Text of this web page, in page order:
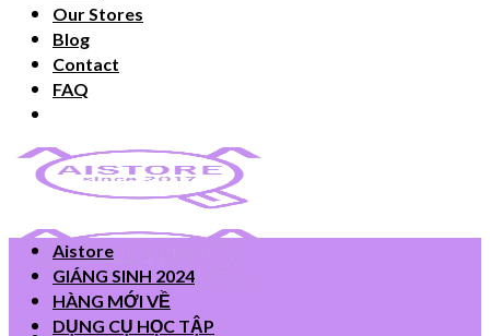
Our Stores
Blog
Contact
FAQ
Aistore
GIÁNG SINH 2024
HÀNG MỚI VỀ
DỤNG CỤ HỌC TẬP